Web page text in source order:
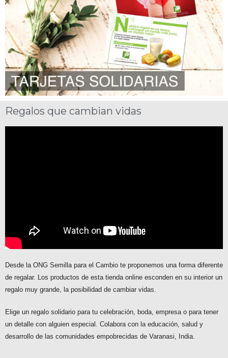
Regalos que cambian vidas
Desde la ONG Semilla para el Cambio te proponemos una forma diferente
de regalar. Los productos de esta tienda online esconden en su interior un
regalo muy grande, la posibilidad de cambiar vidas.
Elige un regalo solidario para tu celebración, boda, empresa o para tener
un detalle con alguien especial. Colabora con la educación, salud y
desarrollo de las comunidades empobrecidas de Varanasi, India.